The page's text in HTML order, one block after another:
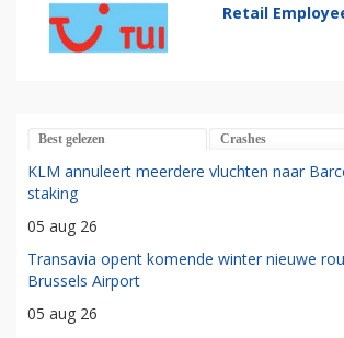
Retail
Best gelezen Crashes
KLM annuleert meerdere vluchten naar
staking
05 aug 26
Transavia opent komende winter nieuwe
Brussels Airport
05 aug 26